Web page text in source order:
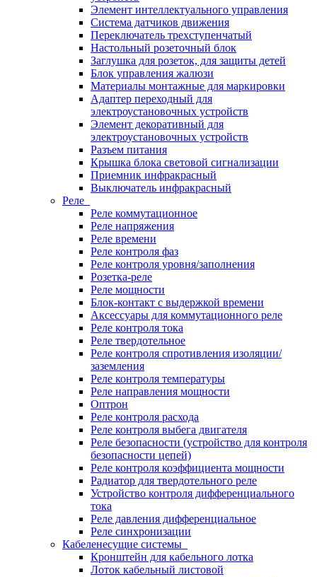
Элемент интеллектуального управления
Система датчиков движения
Переключатель трехступенчатый
Настольный розеточный блок
Заглушка для розеток, для защиты детей
Блок управления жалюзи
Материалы монтажные для маркировки
Адаптер переходный для
электроустановочных устройств
Элемент декоративный для
электроустановочных устройств
Разъем питания
Крышка блока световой сигнализации
Приемник инфракрасный
Выключатель инфракрасный
Реле
Реле коммутационное
Реле напряжения
Реле времени
Реле контроля фаз
Реле контроля уровня/заполнения
Розетка-реле
Реле мощности
Блок-контакт с выдержкой времени
Аксессуары для коммутационного реле
Реле контроля тока
Реле твердотельное
Реле контроля спротивления изоляции/
заземления
Реле контроля температуры
Реле направления мощности
Оптрон
Реле контроля расхода
Реле контроля выбега двигателя
Реле безопасности (устройство для контроля
безопасности цепей)
Реле контроля коэффициента мощности
Радиатор для твердотельного реле
Устройство контроля дифференциального
тока
Реле давления дифференциальное
Реле синхронизации
Кабеленесущие системы
Кронштейн для кабельного лотка
Лоток кабельный листовой